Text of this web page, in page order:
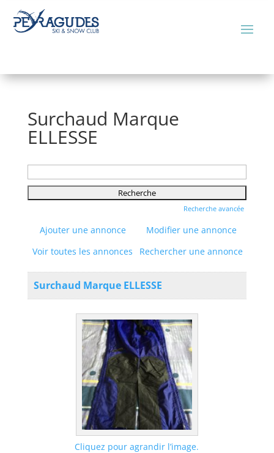
Surchaud Marque
ELLESSE
Recherche avancée
Ajouter une annonce
Modifier une annonce
Voir toutes les annonces
Rechercher une annonce
Surchaud Marque ELLESSE
Cliquez pour agrandir l’image.